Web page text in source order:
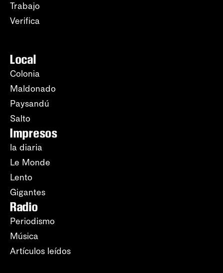
Trabajo
Verifica
Local
Colonia
Maldonado
Paysandú
Salto
Impresos
la diaria
Le Monde
Lento
Gigantes
Radio
Periodismo
Música
Artículos leídos